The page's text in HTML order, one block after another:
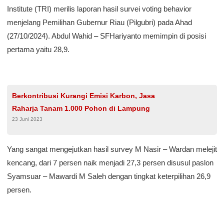
Institute (TRI) merilis laporan hasil survei voting behavior
menjelang Pemilihan Gubernur Riau (Pilgubri) pada Ahad
(27/10/2024). Abdul Wahid – SFHariyanto memimpin di posisi
pertama yaitu 28,9.
Berkontribusi Kurangi Emisi Karbon, Jasa
Raharja Tanam 1.000 Pohon di Lampung
23 Juni 2023
Yang sangat mengejutkan hasil survey M Nasir – Wardan melejit
kencang, dari 7 persen naik menjadi 27,3 persen disusul paslon
Syamsuar – Mawardi M Saleh dengan tingkat keterpilihan 26,9
persen.